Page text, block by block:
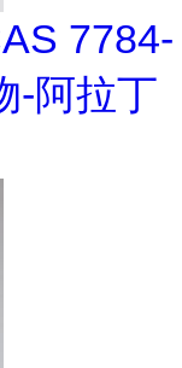
7784-
-阿拉丁